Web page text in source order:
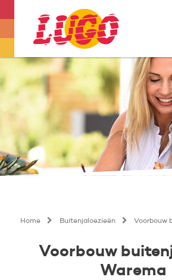
Home Buitenjaloezieën Voorbouw
Voorbouw
Warema